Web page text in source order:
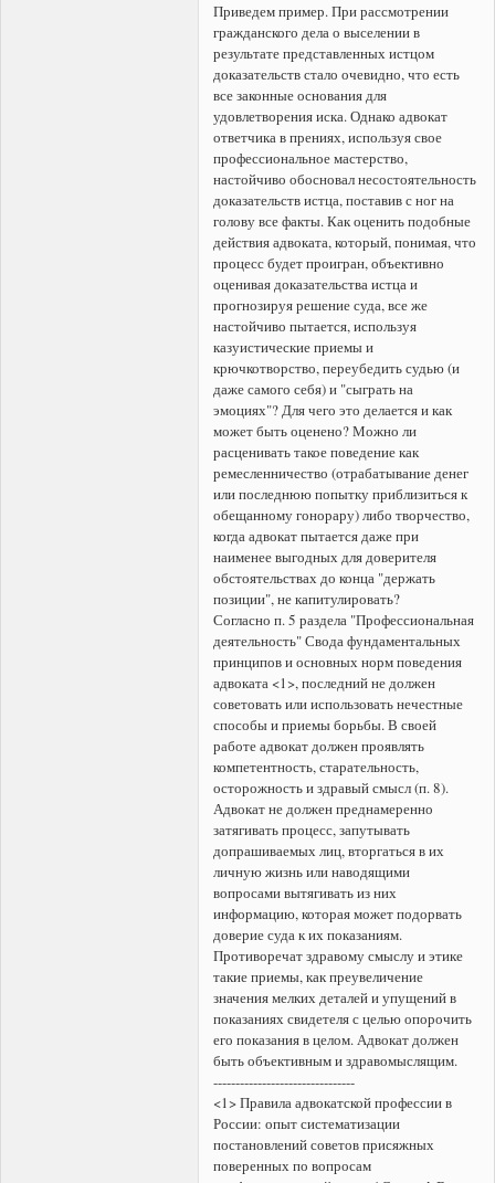
Приведем пример. При рассмотрении
гражданского дела о выселении в
результате представленных истцом
доказательств стало очевидно, что есть
все законные основания для
удовлетворения иска. Однако адвокат
ответчика в прениях, используя свое
профессиональное мастерство,
настойчиво обосновал несостоятельность
доказательств истца, поставив с ног на
голову все факты. Как оценить подобные
действия адвоката, который, понимая, что
процесс будет проигран, объективно
оценивая доказательства истца и
прогнозируя решение суда, все же
настойчиво пытается, используя
казуистические приемы и
крючкотворство, переубедить судью (и
даже самого себя) и "сыграть на
эмоциях"? Для чего это делается и как
может быть оценено? Можно ли
расценивать такое поведение как
ремесленничество (отрабатывание денег
или последнюю попытку приблизиться к
обещанному гонорару) либо творчество,
когда адвокат пытается даже при
наименее выгодных для доверителя
обстоятельствах до конца "держать
позиции", не капитулировать?
Согласно п. 5 раздела "Профессиональная
деятельность" Свода фундаментальных
принципов и основных норм поведения
адвоката <1>, последний не должен
советовать или использовать нечестные
способы и приемы борьбы. В своей
работе адвокат должен проявлять
компетентность, старательность,
осторожность и здравый смысл (п. 8).
Адвокат не должен преднамеренно
затягивать процесс, запутывать
допрашиваемых лиц, вторгаться в их
личную жизнь или наводящими
вопросами вытягивать из них
информацию, которая может подорвать
доверие суда к их показаниям.
Противоречат здравому смыслу и этике
такие приемы, как преувеличение
значения мелких деталей и упущений в
показаниях свидетеля с целью опорочить
его показания в целом. Адвокат должен
быть объективным и здравомыслящим.
--------------------------------
<1> Правила адвокатской профессии в
России: опыт систематизации
постановлений советов присяжных
поверенных по вопросам